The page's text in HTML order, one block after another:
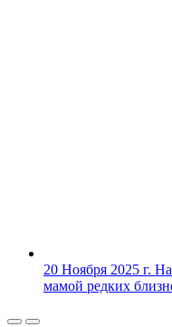
20 Ноября 2025 г.
мамой редких